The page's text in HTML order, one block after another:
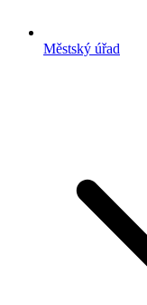
Městský úřad